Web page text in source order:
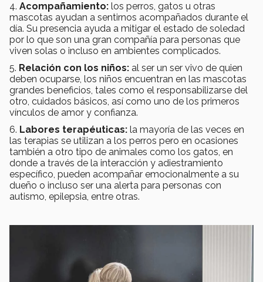
4. Acompañamiento: los perros, gatos u otras
mascotas ayudan a sentirnos acompañados durante el
día. Su presencia ayuda a mitigar el estado de soledad
por lo que son una gran compañía para personas que
viven solas o incluso en ambientes complicados.
5. Relación con los niños: al ser un ser vivo de quien
deben ocuparse, los niños encuentran en las mascotas
grandes beneficios, tales como el responsabilizarse del
otro, cuidados básicos, así como uno de los primeros
vínculos de amor y confianza.
6. Labores terapéuticas: la mayoría de las veces en
las terapias se utilizan a los perros pero en ocasiones
también a otro tipo de animales como los gatos, en
donde a través de la interacción y adiestramiento
específico, pueden acompañar emocionalmente a su
dueño o incluso ser una alerta para personas con
autismo, epilepsia, entre otras.